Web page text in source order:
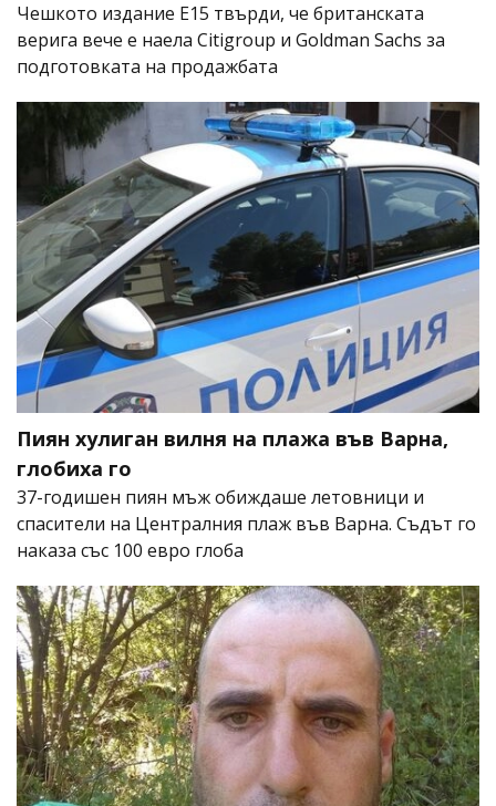
Чешкото издание E15 твърди, че британската
верига вече е наела Citigroup и Goldman Sachs за
подготовката на продажбата
Пиян хулиган вилня на плажа във Варна,
глобиха го
37-годишен пиян мъж обиждаше летовници и
спасители на Централния плаж във Варна. Съдът го
наказа със 100 евро глоба